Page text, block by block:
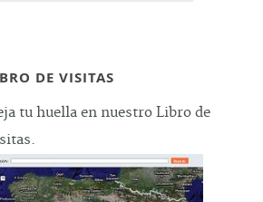
DE VISITAS
tu huella en nuestro Libro de